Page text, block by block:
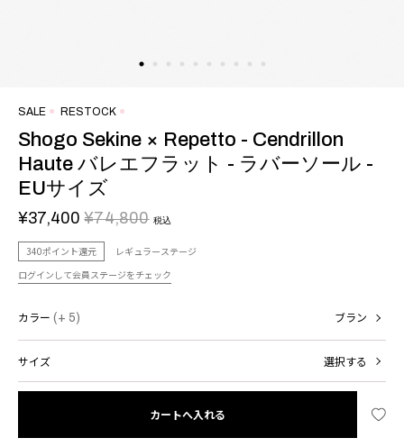
SALE RESTOCK
Shogo Sekine × Repetto - Cendrillon
Haute バレエフラット - ラバーソール -
EUサイズ
¥37,400 ¥74,800 税込
340ポイント還元
レギュラーステージ
ログインして会員ステージをチェック
カラー (+ 5) ブラン
サイズ 選択する
カートへ入れる